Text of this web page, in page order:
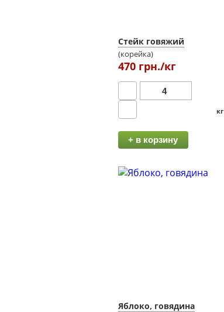
Стейк говяжий
(корейка)
470 грн./кг
кг
Яблоко, говядина